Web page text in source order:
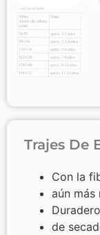
Trajes De
Con la
aún
de